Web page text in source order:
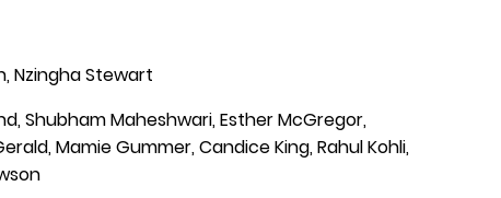
Nzingha Stewart
Shubham Maheshwari, Esther McGregor,
Mamie Gummer, Candice King, Rahul Kohli,